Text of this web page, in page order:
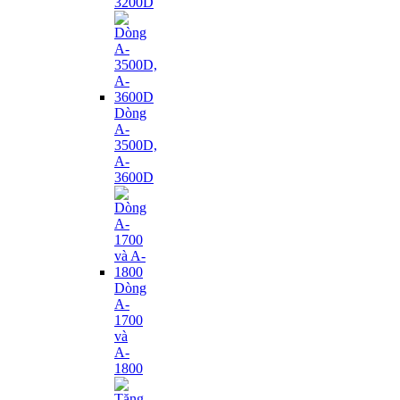
Dòng
A-
3500D,
A-
3600D
Dòng
A-
1700
và
A-
1800